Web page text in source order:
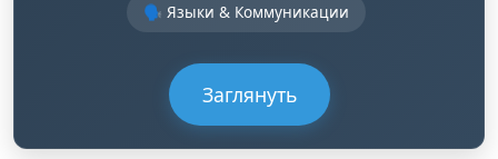
🗣️ Языки & Коммуникации
Заглянуть